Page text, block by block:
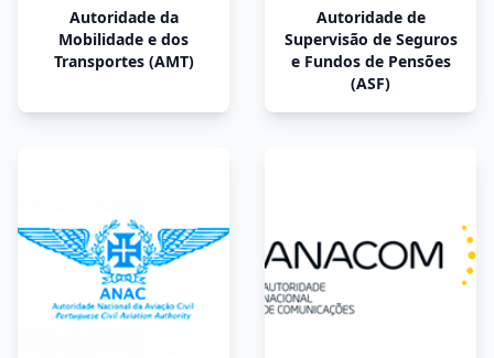
Autoridade da
Mobilidade e dos
Transportes (AMT)
Autoridade de
Supervisão de Seguros
e Fundos de Pensões
(ASF)